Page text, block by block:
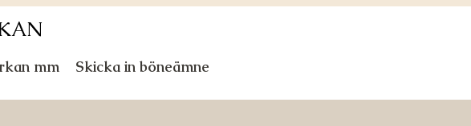
mm Skicka in böneämne